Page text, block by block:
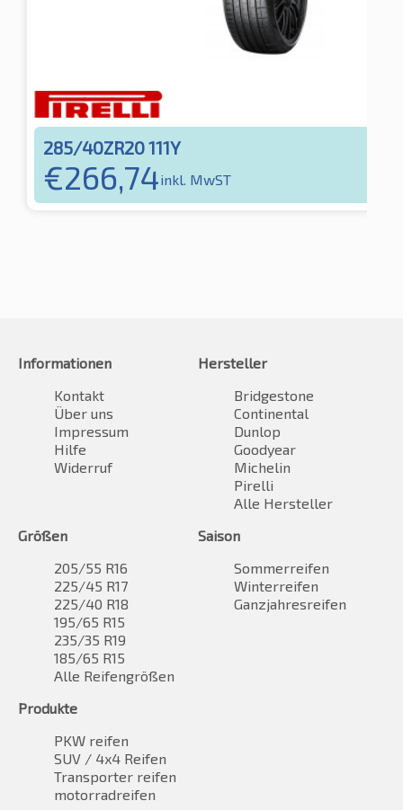
285/40ZR20 111Y
€266,74inkl. MwST
Informationen
Kontakt
Über uns
Impressum
Hilfe
Widerruf
Hersteller
Bridgestone
Continental
Dunlop
Goodyear
Michelin
Pirelli
Alle Hersteller
Größen
205/55 R16
225/45 R17
225/40 R18
195/65 R15
235/35 R19
185/65 R15
Alle Reifengrößen
Saison
Sommerreifen
Winterreifen
Ganzjahresreifen
Produkte
PKW reifen
SUV / 4x4 Reifen
Transporter reifen
motorradreifen